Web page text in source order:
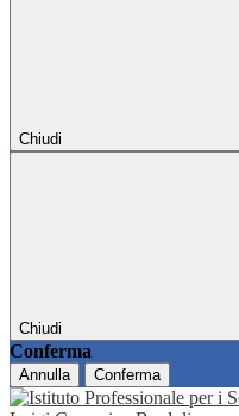
Chiudi
Chiudi
Conferma
Annulla Conferma